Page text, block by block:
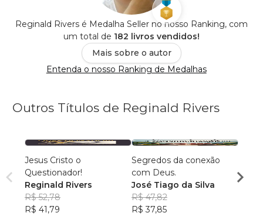
Reginald Rivers é Medalha Seller no nosso Ranking, com
um total de 182 livros vendidos!
Mais sobre o autor
Entenda o nosso Ranking de Medalhas
Outros Títulos de Reginald Rivers
Jesus Cristo o
Questionador!
Reginald Rivers
R$ 52,78
R$ 41,79
Segredos da conexão
com Deus.
José Tiago da Silva
R$ 47,82
R$ 37,85
José
R$